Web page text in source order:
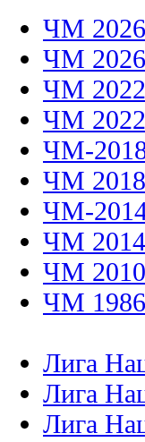
ЧМ 2026
ЧМ 2026
ЧМ 2022
ЧМ 2022
ЧМ-
ЧМ 2018
ЧМ-
ЧМ 2014
ЧМ 2010
ЧМ 1986
Лига
Лига
Лига